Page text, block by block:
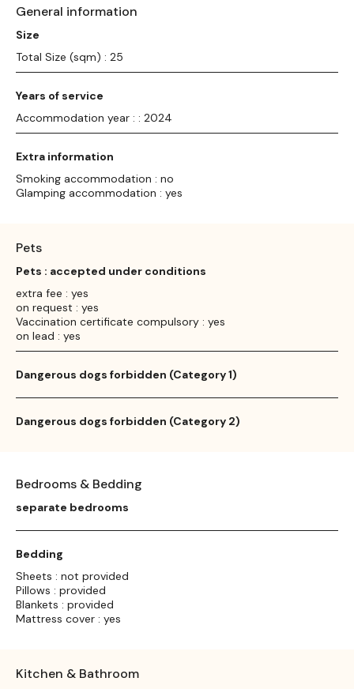
General information
Size
Total Size (sqm) : 25
Years of service
Accommodation year : : 2024
Extra information
Smoking accommodation : no
Glamping accommodation : yes
Pets
Pets : accepted under conditions
extra fee : yes
on request : yes
Vaccination certificate compulsory : yes
on lead : yes
Dangerous dogs forbidden (Category 1)
Dangerous dogs forbidden (Category 2)
Bedrooms & Bedding
separate bedrooms
Bedding
Sheets : not provided
Pillows : provided
Blankets : provided
Mattress cover : yes
Kitchen & Bathroom